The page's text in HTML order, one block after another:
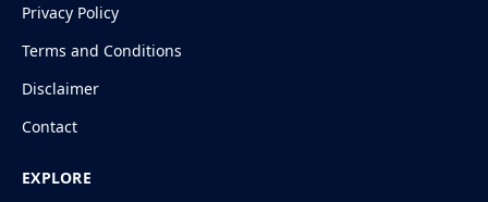
Privacy Policy
Terms and Conditions
Disclaimer
Contact
EXPLORE